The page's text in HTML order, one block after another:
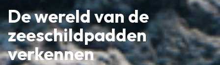
De wereld van de
zeeschildpadden
verkennen